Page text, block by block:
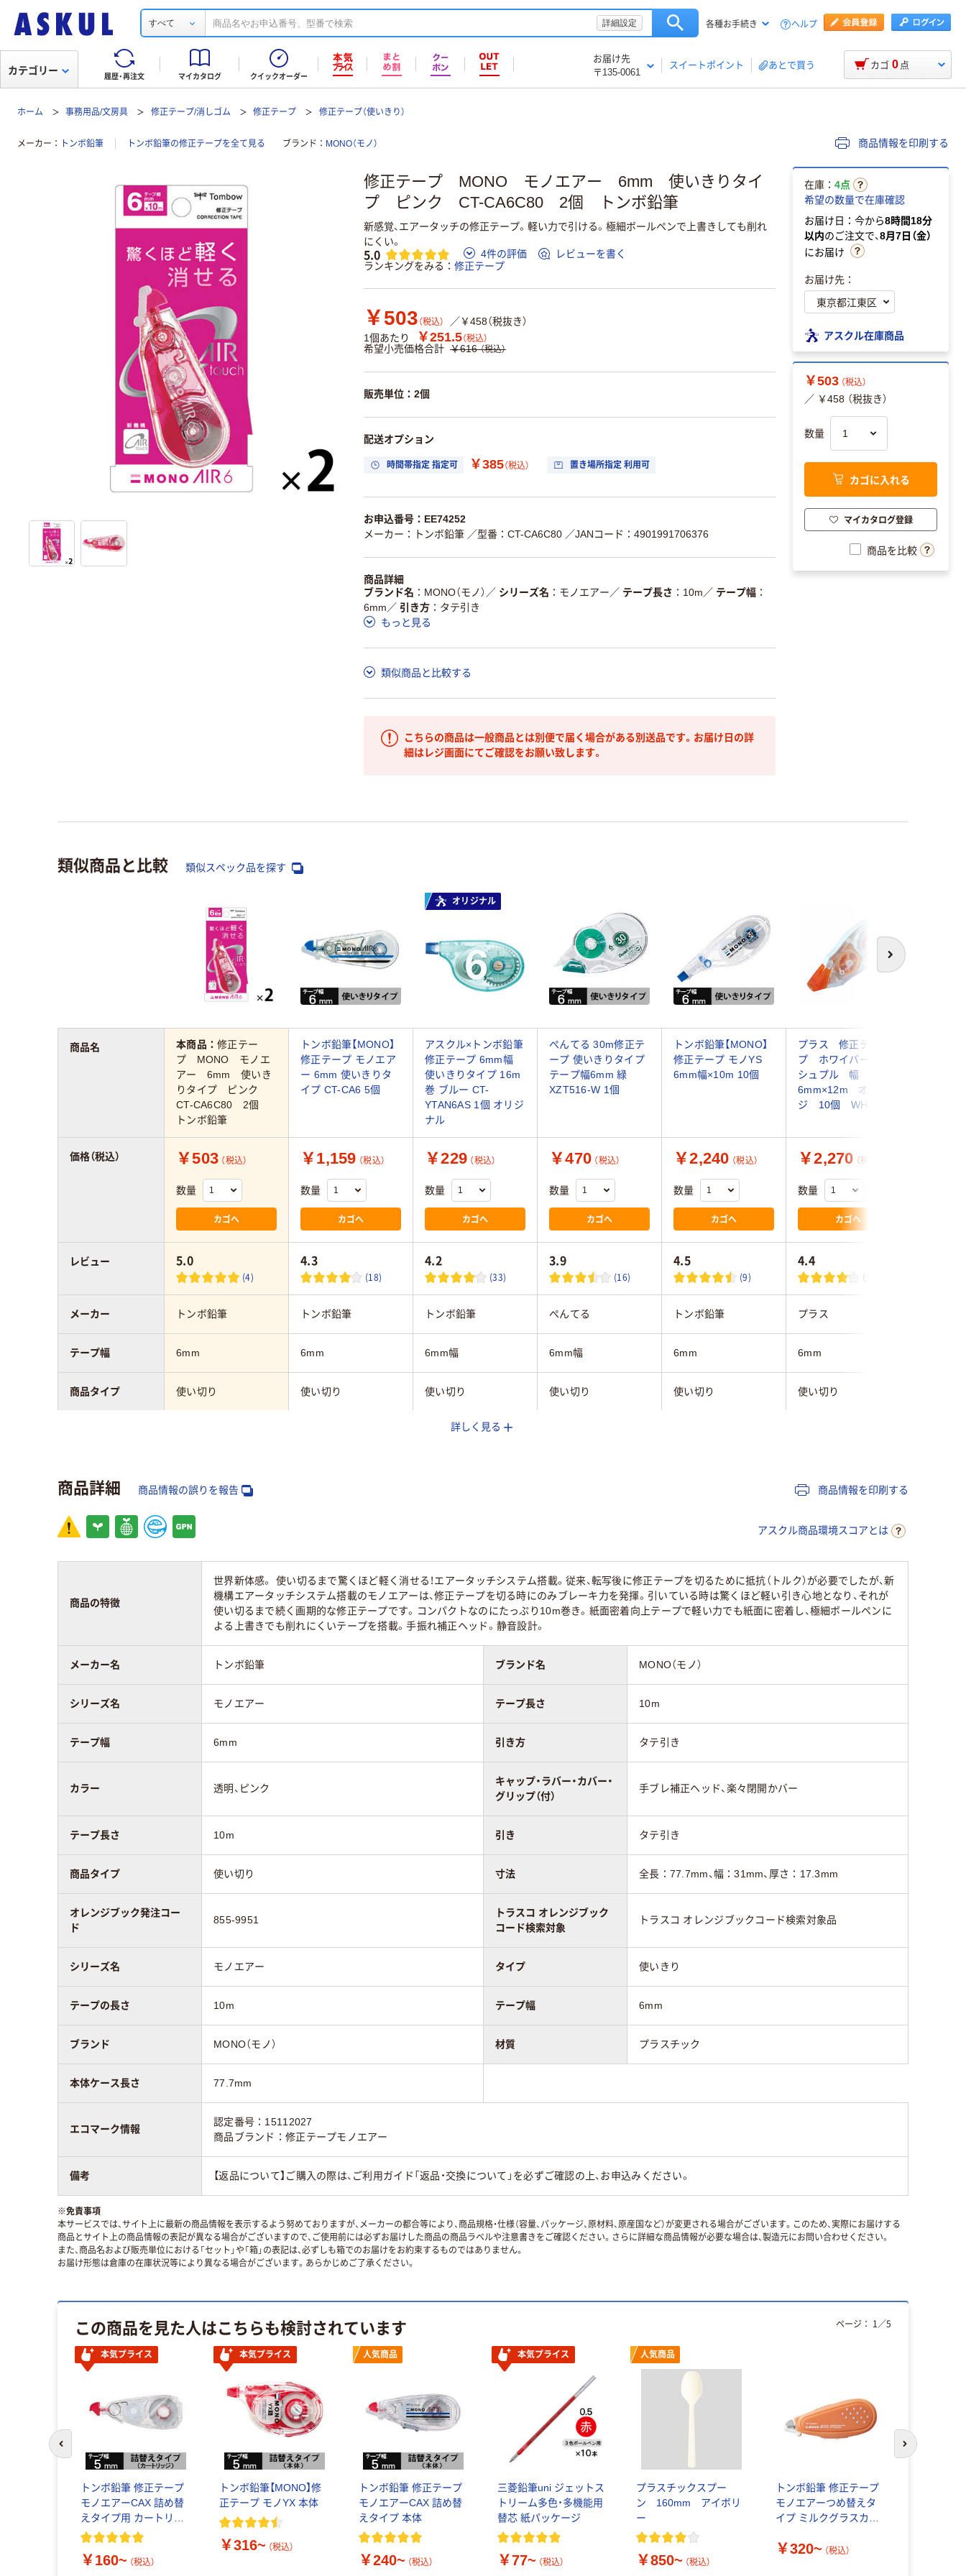
すべて 詳細設定 各種お手続き ヘルプ
履歴・再注文 マイカタログ クイックオーダー
お届け先
〒135-0061
スイートポイント あとで買う
カテゴリー カゴ 0 点
ホーム 事務用品/文房具 修正テープ/消しゴム 修正テープ 修正テープ（使いきり）
メーカー トンボ鉛筆 トンボ鉛筆の修正テープを全て見る ブランド MONO（モノ） 商品情報を印刷する
修正テープ MONO モノエアー 6mm 使いきりタイ
プ ピンク CT-CA6C80 2個 トンボ鉛筆
新感覚、エアータッチの修正テープ。軽い力で引ける。極細ボールペンで上書きしても削れ
にくい。
5.0 4件の評価
レビューを書く
ランキングをみる
修正テープ
￥503 （税込）
／￥458（税抜き）
1個あたり
￥251.5（税込）
希望小売価格合計 ￥616 （税込）
販売単位：2個
配送オプション
時間帯指定 指定可 ￥385（税込） 置き場所指定 利用可
お申込番号：EE74252
メーカー：トンボ鉛筆 ／型番：CT-CA6C80 ／JANコード：4901991706376
商品詳細
ブランド名
MONO（モノ） ／ シリーズ名 モノエアー ／ テープ長さ 10m ／ テープ幅
6mm ／ 引き方
タテ引き
もっと見る
類似商品と比較する
こちらの商品は一般商品とは別便で届く場合がある別送品です。お届け日の詳
細はレジ画面にてご確認をお願い致します。
在庫： 4点
希望の数量で在庫確認
お届け日：今から8時間18分
以内のご注文で、8月7日（金）
にお届け
お届け先：
アスクル在庫商品
￥503 （税込）
／ ￥458 （税抜き）
数量
カゴに入れる
マイカタログ登録
商品を比較
類似商品と比較 類似スペック品を探す
次へ
オリジナル
本商品：修正テー
プ MONO モノエ
アー 6mm 使いき
りタイプ ピンク
CT-CA6C80 2個
トンボ鉛筆
トンボ鉛筆【MONO】
修正テープ モノエア
ー 6mm 使いきりタ
イプ CT-CA6 5個
アスクル×トンボ鉛筆
修正テープ 6mm幅
使いきりタイプ 16m
巻 ブルー CT-
YTAN6AS 1個 オリジ
ナル
ぺんてる 30m修正テ
ープ 使いきりタイプ
テープ幅6mm 緑
XZT516-W 1個
トンボ鉛筆【MONO】
修正テープ モノYS
6mm幅×10m 10個
プラス 修正テー
プ ホワイパープッ
シュプル 幅
6mm×12m オレン
ジ 10個 WH-706
￥503 （税込）
数量
カゴへ
￥1,159 （税込）
数量
カゴへ
￥229 （税込）
数量
カゴへ
￥470 （税込）
数量
カゴへ
￥2,240 （税込）
数量
カゴへ
￥2,270 （税込）
数量
カゴへ
5.0
(4)
4.3
(18)
4.2
(33)
3.9
(16)
4.5
(9)
4.4
(16)
トンボ鉛筆 トンボ鉛筆 トンボ鉛筆 ぺんてる トンボ鉛筆 プラス
6mm 6mm 6mm幅 6mm幅 6mm 6mm
使い切り 使い切り 使い切り 使い切り 使い切り 使い切り
商品名
価格（税込）
レビュー
メーカー
テープ幅
商品タイプ
スコア
詳しく見る
商品詳細 商品情報の誤りを報告 商品情報を印刷する
アスクル商品環境スコアとは
商品の特徴
世界新体感。 使い切るまで驚くほど軽く消せる！エアータッチシステム搭載。従来、転写後に修正テープを切るために抵抗（トルク）が必要でしたが、新
機構エアータッチシステム搭載のモノエアーは、修正テープを切る時にのみブレーキ力を発揮。引いている時は驚くほど軽い引き心地となり、それが
使い切るまで続く画期的な修正テープです。コンパクトなのにたっぷり10m巻き。紙面密着向上テープで軽い力でも紙面に密着し、極細ボールペンに
よる上書きでも削れにくいテープを搭載。手振れ補正ヘッド。静音設計。
メーカー名 トンボ鉛筆 ブランド名 MONO（モノ）
シリーズ名 モノエアー テープ長さ 10m
テープ幅 6mm 引き方 タテ引き
カラー 透明、ピンク
キャップ・ラバー・カバー・
グリップ（付）
手ブレ補正ヘッド、楽々閉開かバー
テープ長さ 10m 引き タテ引き
商品タイプ 使い切り 寸法 全長：77.7mm、幅：31mm、厚さ：17.3mm
オレンジブック発注コー
ド
855-9951
トラスコ オレンジブック
コード検索対象
トラスコ オレンジブックコード検索対象品
シリーズ名 モノエアー タイプ 使いきり
テープの長さ 10m テープ幅 6mm
ブランド MONO（モノ） 材質 プラスチック
本体ケース長さ 77.7mm
エコマーク情報
認定番号：15112027
商品ブランド：修正テープモノエアー
備考 【返品について】ご購入の際は、ご利用ガイド「返品・交換について」を必ずご確認の上、お申込みください。
※免責事項
本サービスでは、サイト上に最新の商品情報を表示するよう努めておりますが、メーカーの都合等により、商品規格・仕様（容量、パッケージ、原材料、原産国など）が変更される場合がございます。このため、実際にお届けする
商品とサイト上の商品情報の表記が異なる場合がございますので、ご使用前には必ずお届けした商品の商品ラベルや注意書きをご確認ください。さらに詳細な商品情報が必要な場合は、製造元にお問い合わせください。
また、商品名および販売単位における「セット」や「箱」の表記は、必ずしも箱でのお届けをお約束するものではありません。
お届け形態は倉庫の在庫状況等により異なる場合がございます。あらかじめご了承ください。
この商品を見た人はこちらも検討されています
本気プライス
トンボ鉛筆 修正テープ
モノエアーCAX 詰め替
えタイプ用 カートリッ
ジ
￥160~ （税込）
本気プライス
トンボ鉛筆【MONO】修
正テープ モノYX 本体
￥316~ （税込）
人気商品
トンボ鉛筆 修正テープ
モノエアーCAX 詰め替
えタイプ 本体
￥240~ （税込）
本気プライス
三菱鉛筆uni ジェットス
トリーム多色・多機能用
替芯 紙パッケージ
￥77~ （税込）
人気商品
プラスチックスプー
ン 160mm アイボリ
ー
￥850~ （税込）
トンボ鉛筆 修正テープ
モノエアーつめ替えタ
イプ ミルクグラスカラ
￥320~ （税込）
ページ： 1 ／5
前のスライドへ 次のスライド